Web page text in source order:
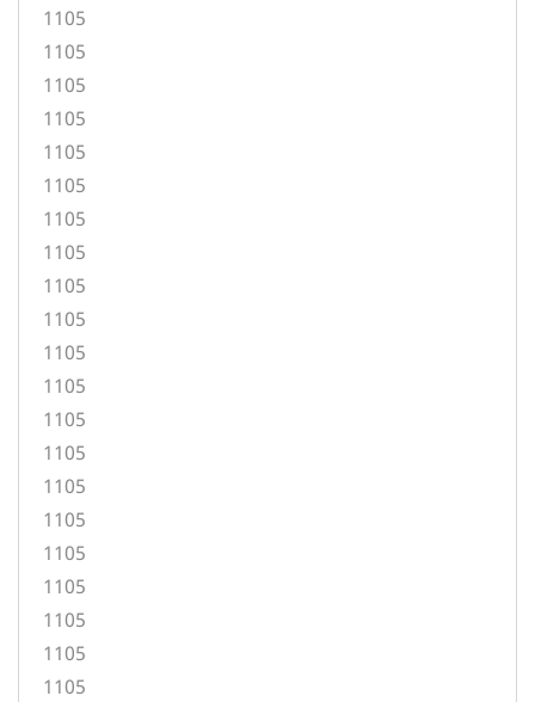
1105
1105
1105
1105
1105
1105
1105
1105
1105
1105
1105
1105
1105
1105
1105
1105
1105
1105
1105
1105
1105